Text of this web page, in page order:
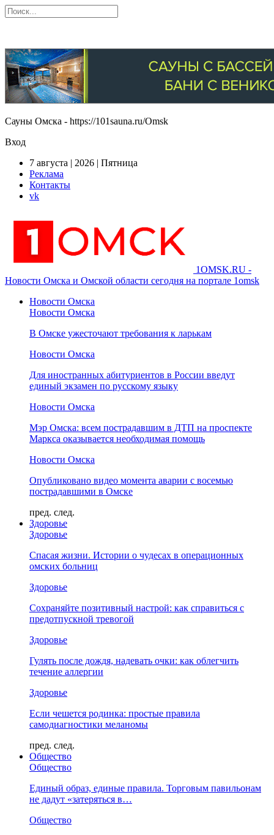
Сауны Омска - https://101sauna.ru/Omsk
Вход
7 августа | 2026 | Пятница
Реклама
Контакты
vk
1OMSK.RU -
Новости Омска и Омской области сегодня на портале 1omsk
Новости Омска
Новости Омска
В Омске ужесточают требования к ларькам
Новости Омска
Для иностранных абитуриентов в России введут
единый экзамен по русскому языку
Новости Омска
Мэр Омска: всем пострадавшим в ДТП на проспекте
Маркса оказывается необходимая помощь
Новости Омска
Опубликовано видео момента аварии с восемью
пострадавшими в Омске
пред. след.
Здоровье
Здоровье
Спасая жизни. Истории о чудесах в операционных
омских больниц
Здоровье
Сохраняйте позитивный настрой: как справиться с
предотпускной тревогой
Здоровье
Гулять после дождя, надевать очки: как облегчить
течение аллергии
Здоровье
Если чешется родинка: простые правила
самодиагностики меланомы
пред. след.
Общество
Общество
Единый образ, единые правила. Торговым павильонам
не дадут «затеряться в…
Общество